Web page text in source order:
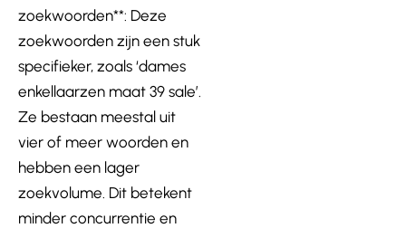
zoekwoorden**: Deze
zoekwoorden zijn een stuk
specifieker, zoals ‘dames
enkellaarzen maat 39 sale’.
Ze bestaan meestal uit
vier of meer woorden en
hebben een lager
zoekvolume. Dit betekent
minder concurrentie en